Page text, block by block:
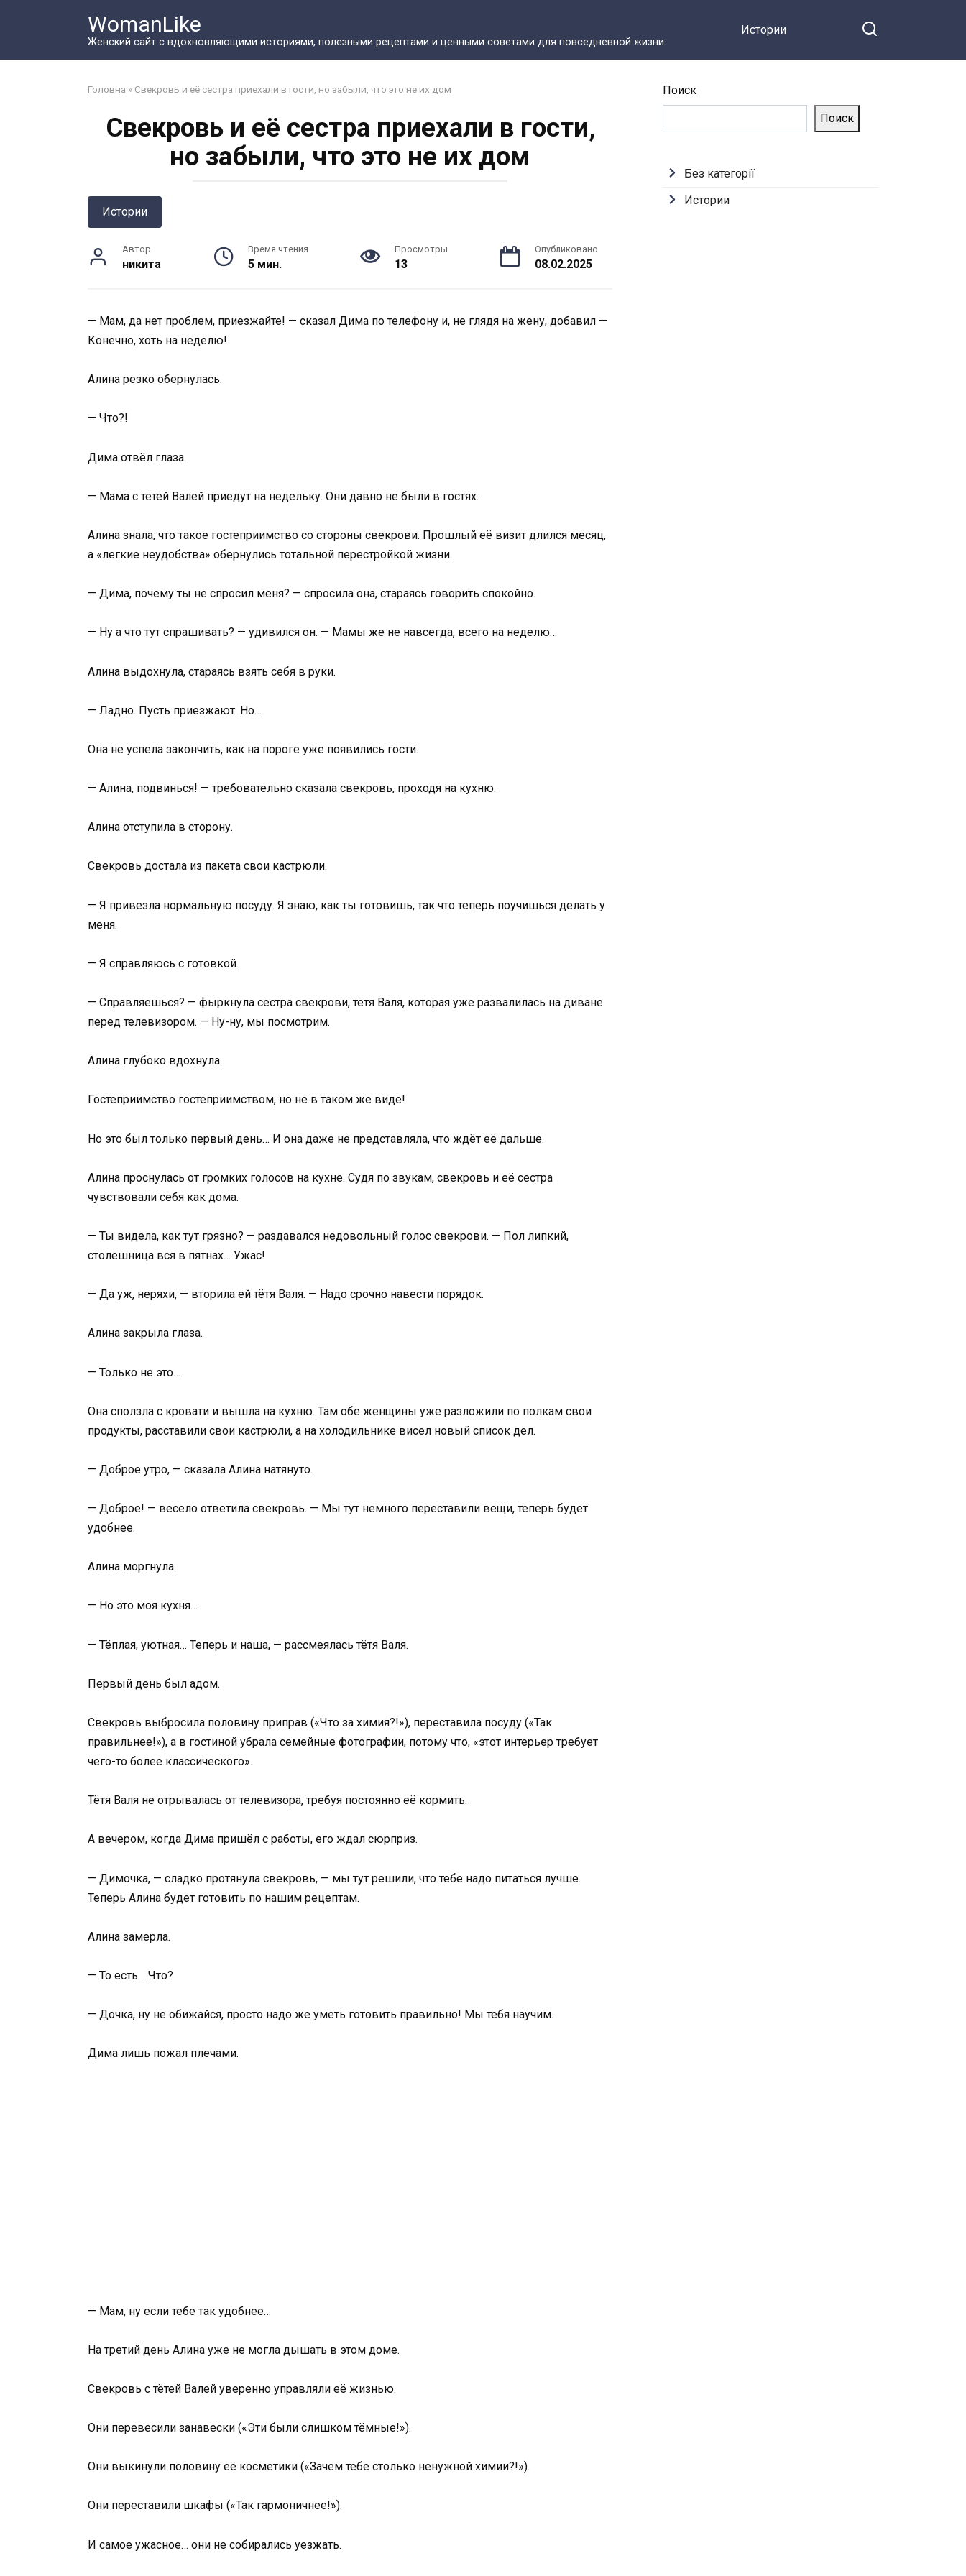
WomanLike
Женский сайт с вдохновляющими историями, полезными рецептами и ценными советами для повседневной жизни.
Истории
Головна » Свекровь и её сестра приехали в гости, но забыли, что это не их дом
Свекровь и её сестра приехали в гости,
но забыли, что это не их дом
Истории
Автор
никита
Время чтения
5 мин.
Просмотры
13
Опубликовано
08.02.2025
— Мам, да нет проблем, приезжайте! — сказал Дима по телефону и, не глядя на жену, добавил —
Конечно, хоть на неделю!
Алина резко обернулась.
— Что?!
Дима отвёл глаза.
— Мама с тётей Валей приедут на недельку. Они давно не были в гостях.
Алина знала, что такое гостеприимство со стороны свекрови. Прошлый её визит длился месяц,
а «легкие неудобства» обернулись тотальной перестройкой жизни.
— Дима, почему ты не спросил меня? — спросила она, стараясь говорить спокойно.
— Ну а что тут спрашивать? — удивился он. — Мамы же не навсегда, всего на неделю…
Алина выдохнула, стараясь взять себя в руки.
— Ладно. Пусть приезжают. Но…
Она не успела закончить, как на пороге уже появились гости.
— Алина, подвинься! — требовательно сказала свекровь, проходя на кухню.
Алина отступила в сторону.
Свекровь достала из пакета свои кастрюли.
— Я привезла нормальную посуду. Я знаю, как ты готовишь, так что теперь поучишься делать у
меня.
— Я справляюсь с готовкой.
— Справляешься? — фыркнула сестра свекрови, тётя Валя, которая уже развалилась на диване
перед телевизором. — Ну-ну, мы посмотрим.
Алина глубоко вдохнула.
Гостеприимство гостеприимством, но не в таком же виде!
Но это был только первый день… И она даже не представляла, что ждёт её дальше.
Алина проснулась от громких голосов на кухне. Судя по звукам, свекровь и её сестра
чувствовали себя как дома.
— Ты видела, как тут грязно? — раздавался недовольный голос свекрови. — Пол липкий,
столешница вся в пятнах… Ужас!
— Да уж, неряхи, — вторила ей тётя Валя. — Надо срочно навести порядок.
Алина закрыла глаза.
— Только не это…
Она сползла с кровати и вышла на кухню. Там обе женщины уже разложили по полкам свои
продукты, расставили свои кастрюли, а на холодильнике висел новый список дел.
— Доброе утро, — сказала Алина натянуто.
— Доброе! — весело ответила свекровь. — Мы тут немного переставили вещи, теперь будет
удобнее.
Алина моргнула.
— Но это моя кухня…
— Тёплая, уютная… Теперь и наша, — рассмеялась тётя Валя.
Первый день был адом.
Свекровь выбросила половину приправ («Что за химия?!»), переставила посуду («Так
правильнее!»), а в гостиной убрала семейные фотографии, потому что, «этот интерьер требует
чего-то более классического».
Тётя Валя не отрывалась от телевизора, требуя постоянно её кормить.
А вечером, когда Дима пришёл с работы, его ждал сюрприз.
— Димочка, — сладко протянула свекровь, — мы тут решили, что тебе надо питаться лучше.
Теперь Алина будет готовить по нашим рецептам.
Алина замерла.
— То есть… Что?
— Дочка, ну не обижайся, просто надо же уметь готовить правильно! Мы тебя научим.
Дима лишь пожал плечами.
— Мам, ну если тебе так удобнее…
На третий день Алина уже не могла дышать в этом доме.
Свекровь с тётей Валей уверенно управляли её жизнью.
Они перевесили занавески («Эти были слишком тёмные!»).
Они выкинули половину её косметики («Зачем тебе столько ненужной химии?!»).
Они переставили шкафы («Так гармоничнее!»).
И самое ужасное… они не собирались уезжать.
Поиск
Поиск
Без категорії
Истории